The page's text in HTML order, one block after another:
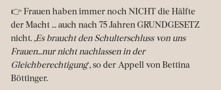
👉 Frauen haben immer noch NICHT die Hälfte
der Macht … auch nach 75 Jahren GRUNDGESETZ
nicht.‚Es braucht den Schulterschluss von uns
Frauen…nur nicht nachlassen in der
Gleichberechtigung‘, so der Appell von Bettina
Böttinger.